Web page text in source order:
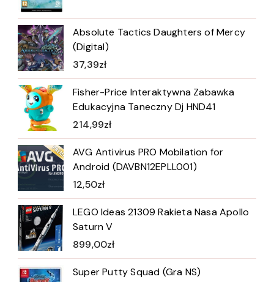
Absolute Tactics Daughters of Mercy
(Digital)
37,39zł
Fisher-Price Interaktywna Zabawka
Edukacyjna Taneczny Dj HND41
214,99zł
AVG Antivirus PRO Mobilation for
Android (DAVBN12EPLL001)
12,50zł
LEGO Ideas 21309 Rakieta Nasa Apollo
Saturn V
899,00zł
Super Putty Squad (Gra NS)